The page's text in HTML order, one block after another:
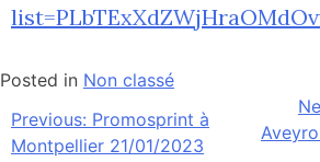
Posted in Non classé
Navigation
de
Previous: Promosprint à
Montpellier 21/01/2023